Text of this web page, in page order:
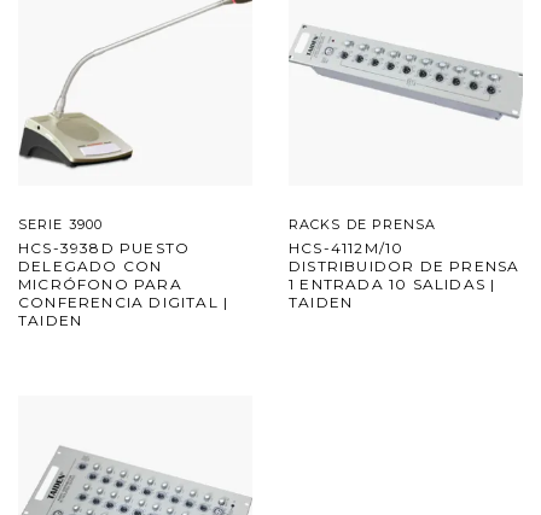
SERIE 3900
HCS-3938D PUESTO
DELEGADO CON
MICRÓFONO PARA
CONFERENCIA DIGITAL |
TAIDEN
RACKS DE PRENSA
HCS-4112M/10
DISTRIBUIDOR DE PRENSA
1 ENTRADA 10 SALIDAS |
TAIDEN